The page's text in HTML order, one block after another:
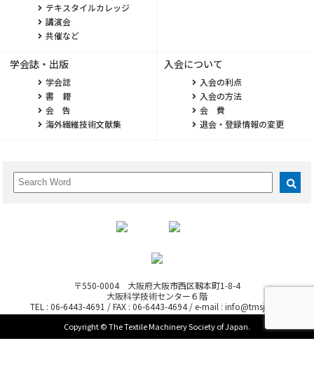
テキスタイルカレッジ
講演会
共催など
学会誌・出版
学会誌
書 籍
会 告
海外繊維技術文献集
入会について
入会の利点
入会の方法
会 費
退会・登録情報の変更
〒550-0004 大阪府大阪市西区靱本町1-8-4
大阪科学技術センター６階
TEL : 06-6443-4691 / FAX : 06-6443-4694 / e-mail : info@tmsj.or.jp
Copyright © The Textile Machinery Society of Japan.